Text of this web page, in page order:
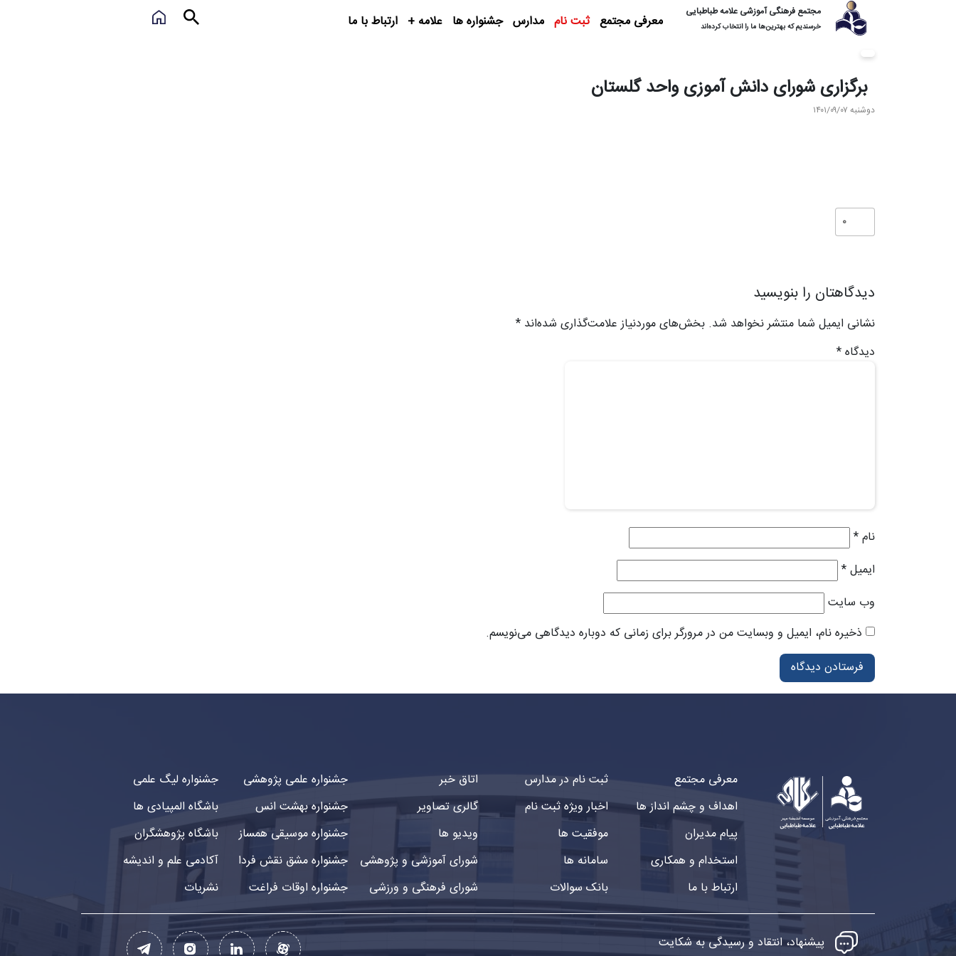
مجتمع فرهنگی آموزشی علامه طباطبایی
خرسندیم که بهترین‌ها ما را انتخاب کرده‌اند معرفی مجتمع ثبت نام مدارس جشنواره ها علامه + ارتباط با ما
برگزاری شورای دانش آموزی واحد گلستان
دوشنبه ۱۴۰۱/۰۹/۰۷
0
دیدگاهتان را بنویسید
نشانی ایمیل شما منتشر نخواهد شد. بخش‌های موردنیاز علامت‌گذاری شده‌اند *
دیدگاه*
نام*
ایمیل*
وب‌ سایت
ذخیره نام، ایمیل و وبسایت من در مرورگر برای زمانی که دوباره دیدگاهی می‌نویسم.
معرفی مجتمع
اهداف و چشم انداز ها
پیام مدیران
استخدام و همکاری
ارتباط با ما
ثبت نام در مدارس
اخبار ویژه ثبت نام
موفقیت ها
سامانه ها
بانک سوالات
اتاق خبر
گالری تصاویر
ویدیو ها
شورای آموزشی و پژوهشی
شورای فرهنگی و ورزشی
جشنواره علمی پژوهشی
جشنواره بهشت انس
جشنواره موسیقی همساز
جشنواره مشق نقش فردا
جشنواره اوقات فراغت
جشنواره لیگ علمی
باشگاه المپیادی ها
باشگاه پژوهشگران
آکادمی علم و اندیشه
نشریات
پیشنهاد، انتقاد و رسیدگی به شکایت